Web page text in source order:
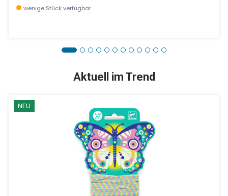
wenige Stück verfügbar
Aktuell im Trend
NEU